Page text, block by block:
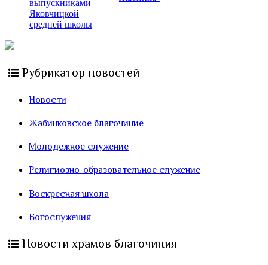
выпускниками
Яковчицкой
средней школы
Рубрикатор новостей
Новости
Жабинковское благочиние
Молодежное служение
Религиозно-образовательное служение
Воскресная школа
Богослужения
Новости храмов благочиния